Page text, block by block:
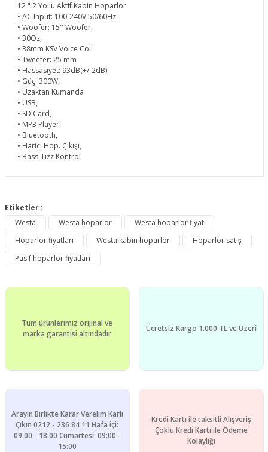
12 " 2 Yollu Aktif Kabin Hoparlör
• AC Input: 100-240V,50/60Hz
• Woofer: 15'' Woofer,
• 30Oz,
• 38mm KSV Voice Coil
• Tweeter: 25 mm
• Hassasiyet: 93dB(+/-2dB)
• Güç: 300W,
• Uzaktan Kumanda
• USB,
• SD Card,
• MP3 Player,
• Bluetooth,
• Harici Hop. Çıkışı,
• Bass-Tizz Kontrol
Yorum Yaz
konularda yetersiz gördüğünüz noktaları öneri formunu
Görüş ve önerileriniz için teşekkür ederiz.
Ürün resmi kalitesiz, bozuk veya görüntülenemiyor.
Ürün bilgilerinde hatalar bulunuyor.
Bu ürüne benzer farklı alternatifler olmalı.
Etiketler :
Westa
Westa hoparlör
Westa hoparlör fiyat
Hoparlör fiyatları
Westa kabin hoparlör
Hoparlör satış
Pasif hoparlör fiyatları
Tüm ürünlerimiz orijinal ve
marka garantisi altındadır
Ücretsiz Kargo 1.000 TL ve Üzeri
Arayın Birlikte Karar Verelim Karlı
Çıkın 0212 - 236 84 11 Hafa içi:
09:00 - 18:00 Cumartesi: 09:00 -
15:00
Kredi Kartı ile taksitli Alışveriş
Çoklu Kredi Kartı ile Ödeme
Kolaylığı